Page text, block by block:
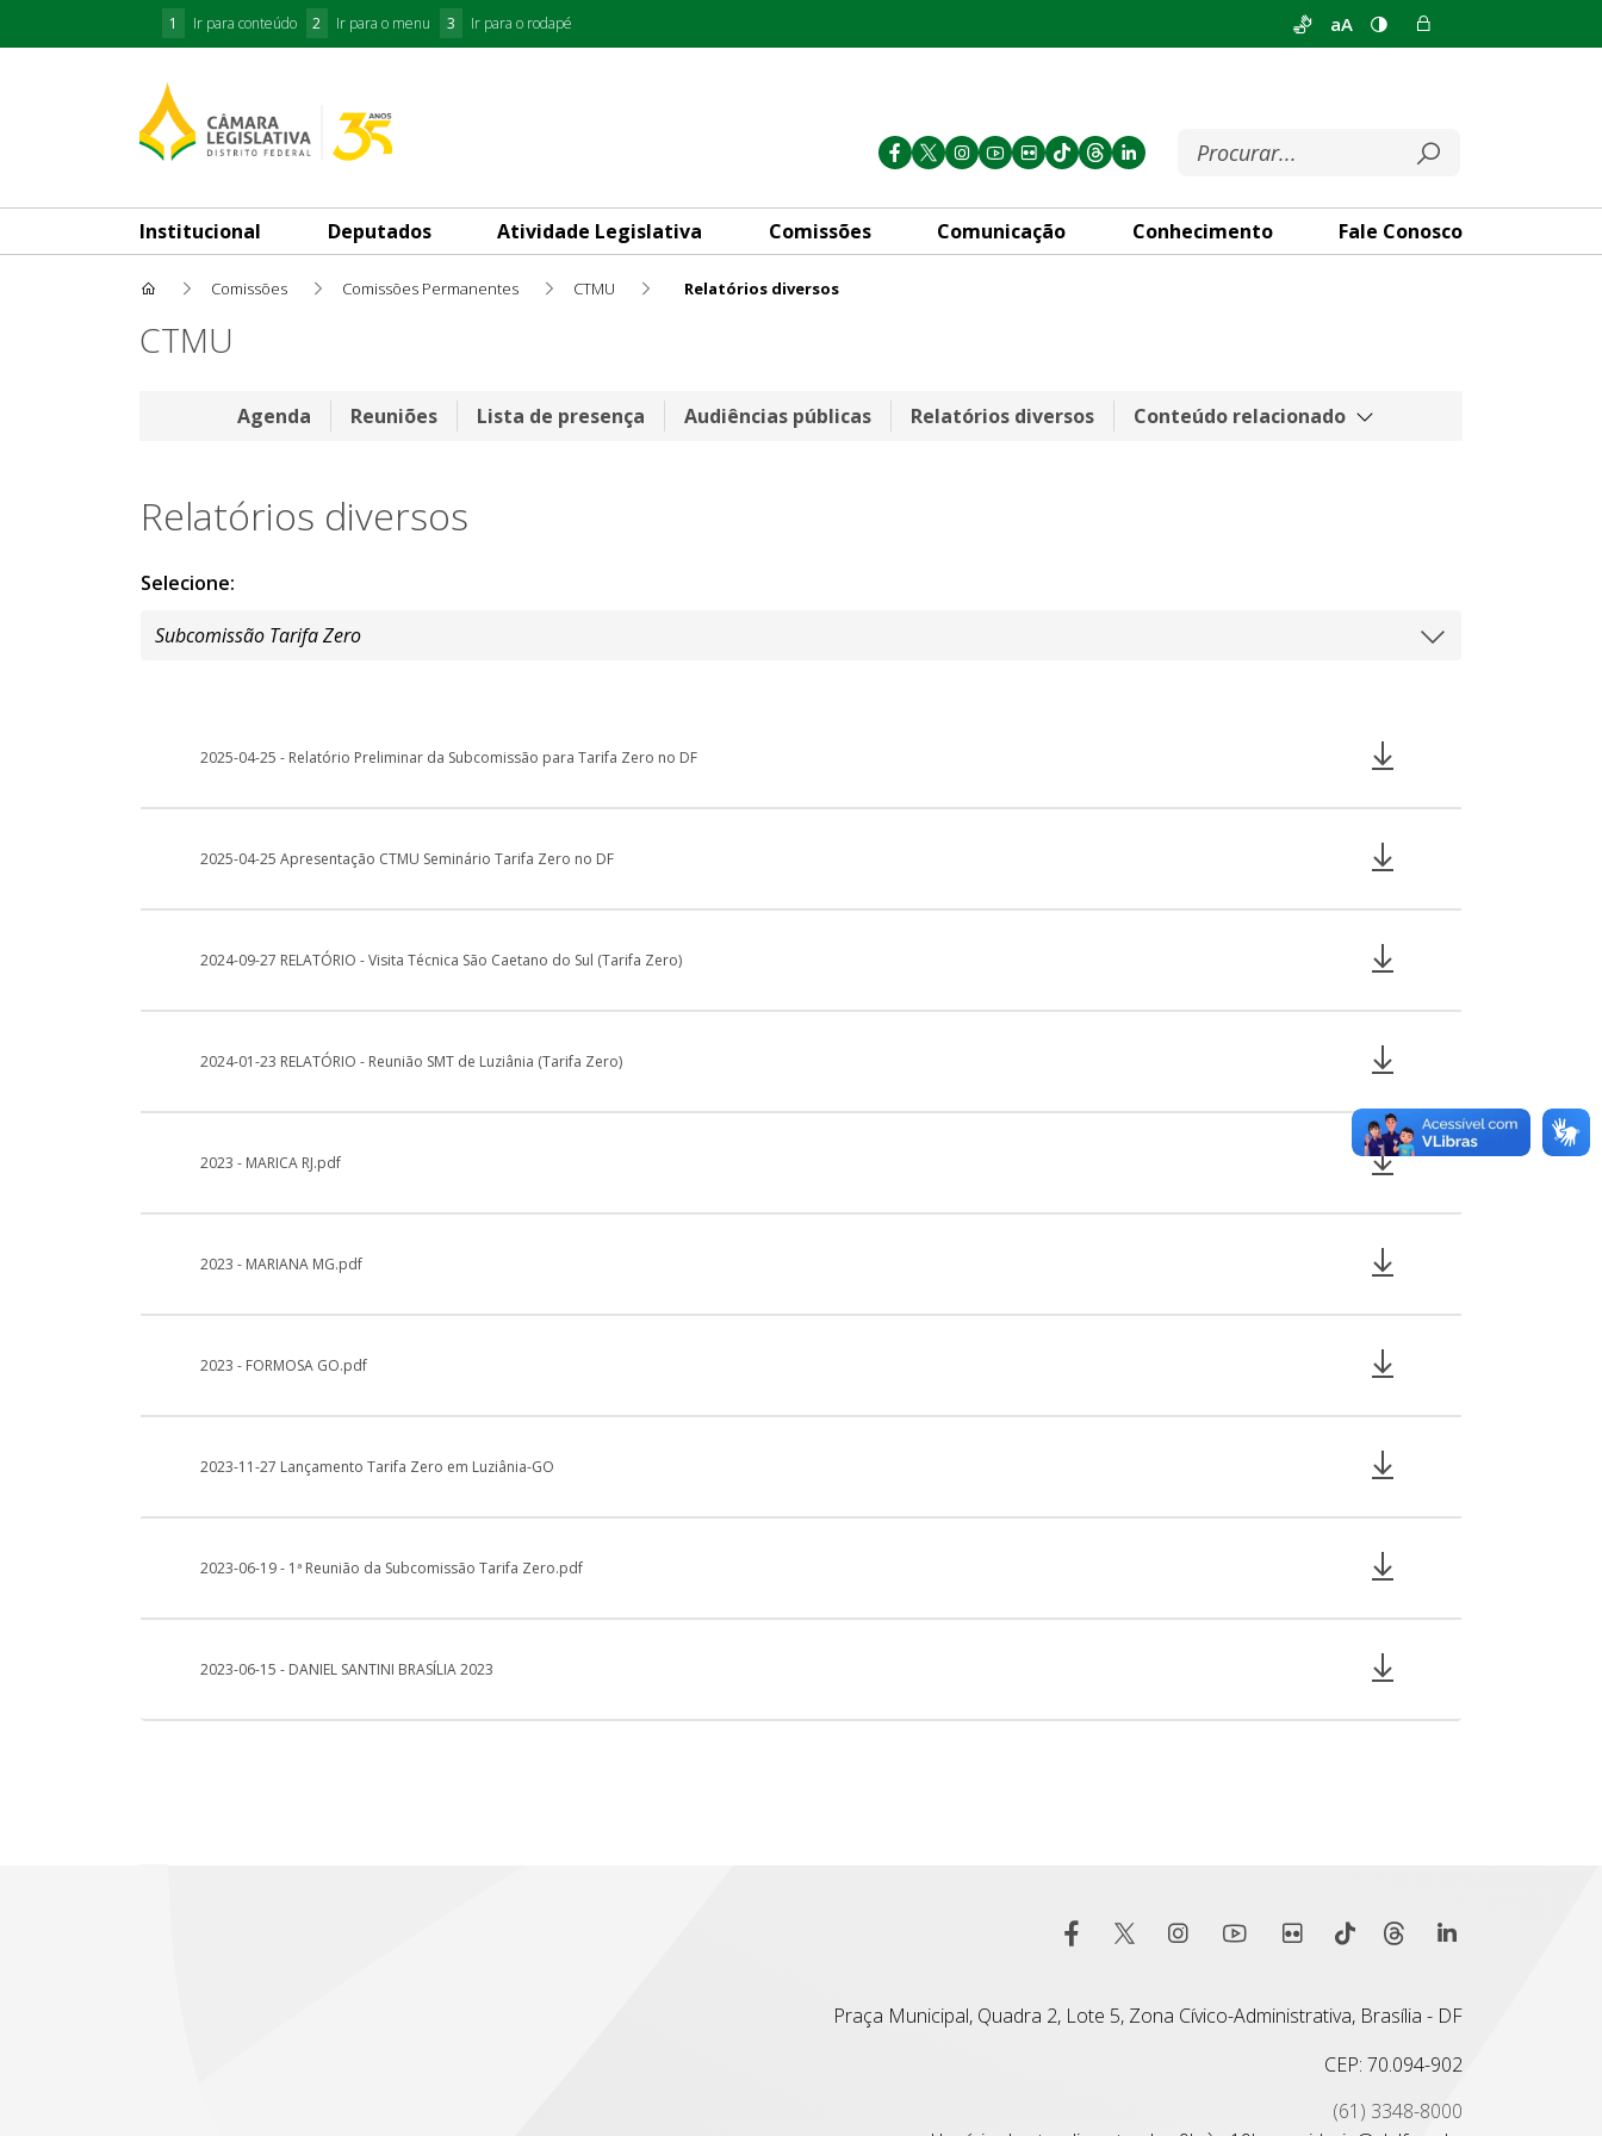
1 Ir para conteúdo 2 Ir para o menu 3 Ir para o rodapé aA
Institucional Deputados Atividade Legislativa Comissões Comunicação Conhecimento Fale Conosco
Comissões Comissões Permanentes CTMU Relatórios diversos
Relatórios diversos
CTMU
Agenda Reuniões Lista de presença Audiências públicas Relatórios diversos Conteúdo relacionado
Relatórios diversos
Selecione:
2025-04-25 - Relatório Preliminar da Subcomissão para Tarifa Zero no DF
2025-04-25 Apresentação CTMU Seminário Tarifa Zero no DF
2024-09-27 RELATÓRIO - Visita Técnica São Caetano do Sul (Tarifa Zero)
2024-01-23 RELATÓRIO - Reunião SMT de Luziânia (Tarifa Zero)
2023 - MARICA RJ.pdf
2023 - MARIANA MG.pdf
2023 - FORMOSA GO.pdf
2023-11-27 Lançamento Tarifa Zero em Luziânia-GO
2023-06-19 - 1ª Reunião da Subcomissão Tarifa Zero.pdf
2023-06-15 - DANIEL SANTINI BRASÍLIA 2023
Praça Municipal, Quadra 2, Lote 5, Zona Cívico-Administrativa, Brasília - DF
CEP: 70.094-902
(61) 3348-8000